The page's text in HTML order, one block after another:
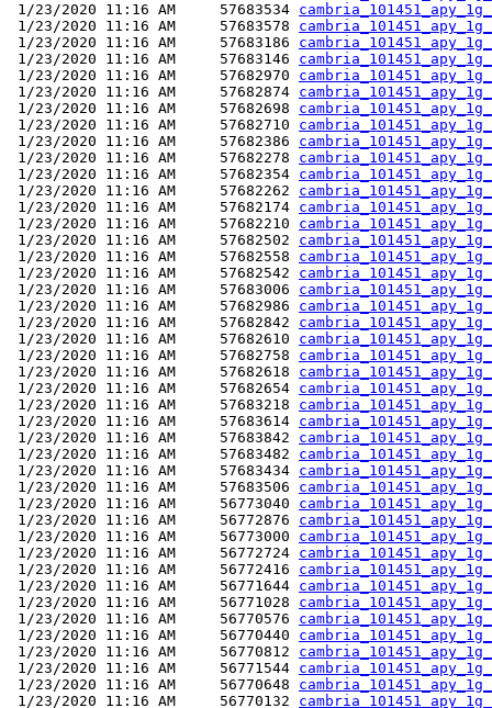
1/23/2020 11:16 AM     57683534
1/23/2020 11:16 AM     57683578
1/23/2020 11:16 AM     57683186
1/23/2020 11:16 AM     57683146
1/23/2020 11:16 AM     57682970
1/23/2020 11:16 AM     57682874
1/23/2020 11:16 AM     57682698
1/23/2020 11:16 AM     57682710
1/23/2020 11:16 AM     57682386
1/23/2020 11:16 AM     57682278
1/23/2020 11:16 AM     57682354
1/23/2020 11:16 AM     57682262
1/23/2020 11:16 AM     57682174
1/23/2020 11:16 AM     57682210
1/23/2020 11:16 AM     57682502
1/23/2020 11:16 AM     57682558
1/23/2020 11:16 AM     57682542
1/23/2020 11:16 AM     57683006
1/23/2020 11:16 AM     57682986
1/23/2020 11:16 AM     57682842
1/23/2020 11:16 AM     57682610
1/23/2020 11:16 AM     57682758
1/23/2020 11:16 AM     57682618
1/23/2020 11:16 AM     57682654
1/23/2020 11:16 AM     57683218
1/23/2020 11:16 AM     57683614
1/23/2020 11:16 AM     57683842
1/23/2020 11:16 AM     57683482
1/23/2020 11:16 AM     57683434
1/23/2020 11:16 AM     57683506
1/23/2020 11:16 AM     56773040
1/23/2020 11:16 AM     56772876
1/23/2020 11:16 AM     56773000
1/23/2020 11:16 AM     56772724
1/23/2020 11:16 AM     56772416
1/23/2020 11:16 AM     56771644
1/23/2020 11:16 AM     56771028
1/23/2020 11:16 AM     56770576
1/23/2020 11:16 AM     56770440
1/23/2020 11:16 AM     56770812
1/23/2020 11:16 AM     56771544
1/23/2020 11:16 AM     56770648
1/23/2020 11:16 AM     56770132